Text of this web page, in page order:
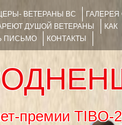
ВЕТЕРАНЫ ВС
ГАЛЕРЕЯ
ДУШОЙ ВЕТЕРАНЫ
КАК
ПИСЬМО КОНТАКТЫ